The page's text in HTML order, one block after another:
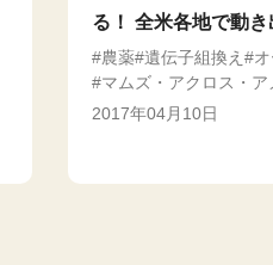
る！ 全米各地で動
農薬 遺伝子組換え
マムズ・アクロス・ア
2017年04月10日